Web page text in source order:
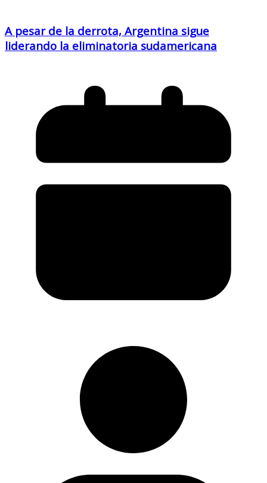
A pesar de la derrota, Argentina sigue
liderando la eliminatoria sudamericana